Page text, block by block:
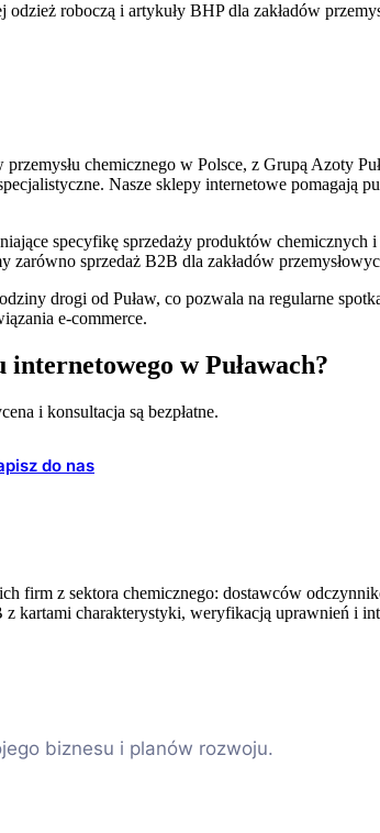
odzież roboczą i artykuły BHP dla zakładów
chemicznego w Polsce, z Grupą Azoty
Nasze sklepy internetowe pomagają
specyfikę sprzedaży produktów
zarówno sprzedaż B2B dla zakładów
drogi od Puław, co pozwala na regularne
e-commerce.
w Puławach?
i konsultacja są bezpłatne.
do nas
firm z sektora chemicznego: dostawców
kartami charakterystyki, weryfikacją uprawnień i
biznesu i planów rozwoju.